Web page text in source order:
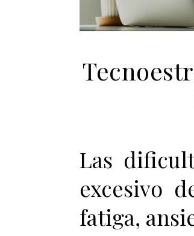
Las
excesivo
fatiga,